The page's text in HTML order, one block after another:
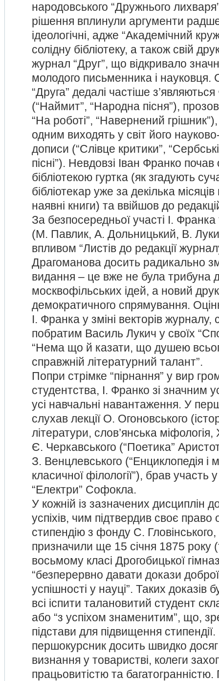
народовського “Дружнього
рішення вплинули аргументи радше
ідеологічні, адже “Академічний
солідну бібліотеку, а також свій
журнал “Друг”, що відкривало
молодого письменника і науковця.
“Друга” дедалі частіше з’являються
(“Наймит”, “Народна пісня”),
“На роботі”, “Навернений
одним виходять у світ його
дописи (“Слівце критики”,
пісні”). Невдовзі Іван Франко почав
бібліотекою гуртка (як згадують
бібліотекар уже за декілька
наявні книги) та ввійшов до
За безпосередньої участі І.
(М. Павлик, А. Дольницький, В.
впливом “Листів до редакції
Драгоманова досить радикально
видання – це вже не була трибуна
москвофільських ідей, а новий
демократичного спрямування.
І. Франка у зміні векторів журналу,
побратим Василь Лукич у своїх
“Нема що й казати, що душею
справжній літературний талант”.
Попри стрімке “пірнання” у вир
студентства, І. Франко зі значним
усі навчальні навантаження. У
слухав лекції О. Огоновського
літератури, слов’янська
Є. Черкавського (“Поетика”
З. Венцлевського (“Енциклопедія і
класичної філології”), брав участь
“Електри” Софокла.
У кожній із зазначених дисциплін
успіхів, чим підтвердив своє право
стипендію з фонду С. Гловінського,
призначили ще 15 січня 1875 року
восьмому класі Дрогобицької
“безперервно давати докази
успішності у науці”. Таких
всі іспити талановитий студент
або “з успіхом знаменитим”, що,
підстави для підвищення
першокурсник досить швидко
визнання у товаристві, колеги
працьовитістю та